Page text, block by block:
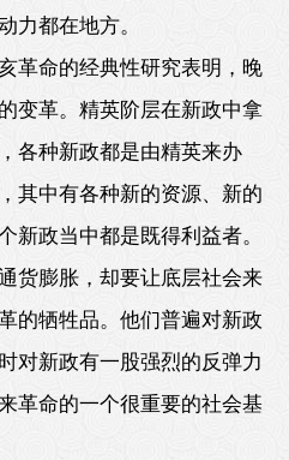
力都在地方。
革命的经典性研究表明，晚
变革。精英阶层在新政中拿
各种新政都是由精英来办
其中有各种新的资源、新的
新政当中都是既得利益者。
货膨胀，却要让底层社会来
的牺牲品。他们普遍对新政
对新政有一股强烈的反弹力
革命的一个很重要的社会基